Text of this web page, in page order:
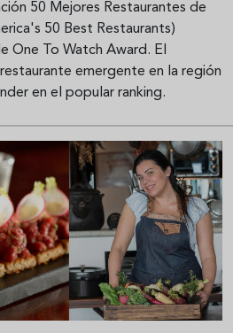
50 Mejores Restaurantes de
50 Best Restaurants)
One To Watch Award. El
emergente en la región
en el popular ranking.